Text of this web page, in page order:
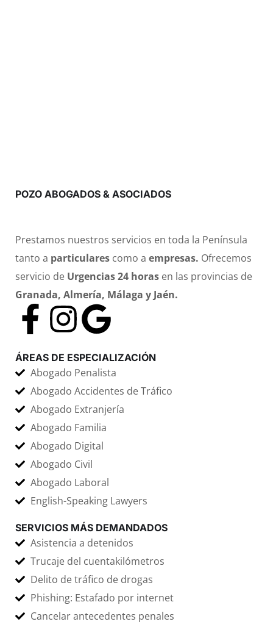
POZO ABOGADOS & ASOCIADOS
Prestamos nuestros servicios en toda la Península
tanto a particulares como a empresas. Ofrecemos
servicio de Urgencias 24 horas en las provincias de
Granada, Almería, Málaga y Jaén.
ÁREAS DE ESPECIALIZACIÓN
Abogado Penalista
Abogado Accidentes de Tráfico
Abogado Extranjería
Abogado Familia
Abogado Digital
Abogado Civil
Abogado Laboral
English-Speaking Lawyers
SERVICIOS MÁS DEMANDADOS
Asistencia a detenidos
Trucaje del cuentakilómetros
Delito de tráfico de drogas
Phishing: Estafado por internet
Cancelar antecedentes penales